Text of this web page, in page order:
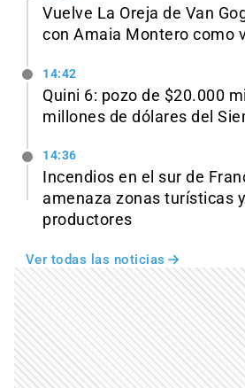
Vuelve La Oreja de Van
con Amaia Montero como
14:42
Quini 6: pozo de $20.000
millones de dólares del
14:36
Incendios en el sur de
amenaza zonas turísticas
productores
Ver todas las noticias